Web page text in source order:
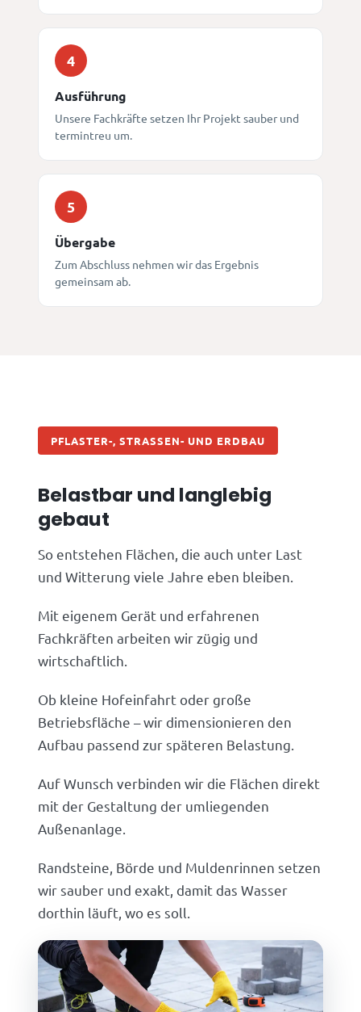
4
Ausführung
Unsere Fachkräfte setzen Ihr Projekt sauber und
termintreu um.
5
Übergabe
Zum Abschluss nehmen wir das Ergebnis
gemeinsam ab.
PFLASTER-, STRASSEN- UND ERDBAU
Belastbar und langlebig
gebaut
So entstehen Flächen, die auch unter Last
und Witterung viele Jahre eben bleiben.
Mit eigenem Gerät und erfahrenen
Fachkräften arbeiten wir zügig und
wirtschaftlich.
Ob kleine Hofeinfahrt oder große
Betriebsfläche – wir dimensionieren den
Aufbau passend zur späteren Belastung.
Auf Wunsch verbinden wir die Flächen direkt
mit der Gestaltung der umliegenden
Außenanlage.
Randsteine, Börde und Muldenrinnen setzen
wir sauber und exakt, damit das Wasser
dorthin läuft, wo es soll.